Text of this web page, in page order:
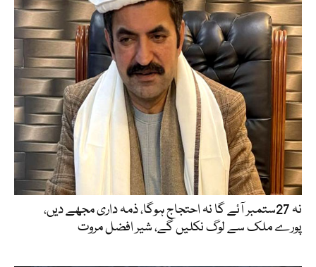
نہ 27ستمبر آئے گا نہ احتجاج ہوگا، ذمہ داری مجھے دیں،
پورے ملک سے لوگ نکلیں گے، شیر افضل مروت